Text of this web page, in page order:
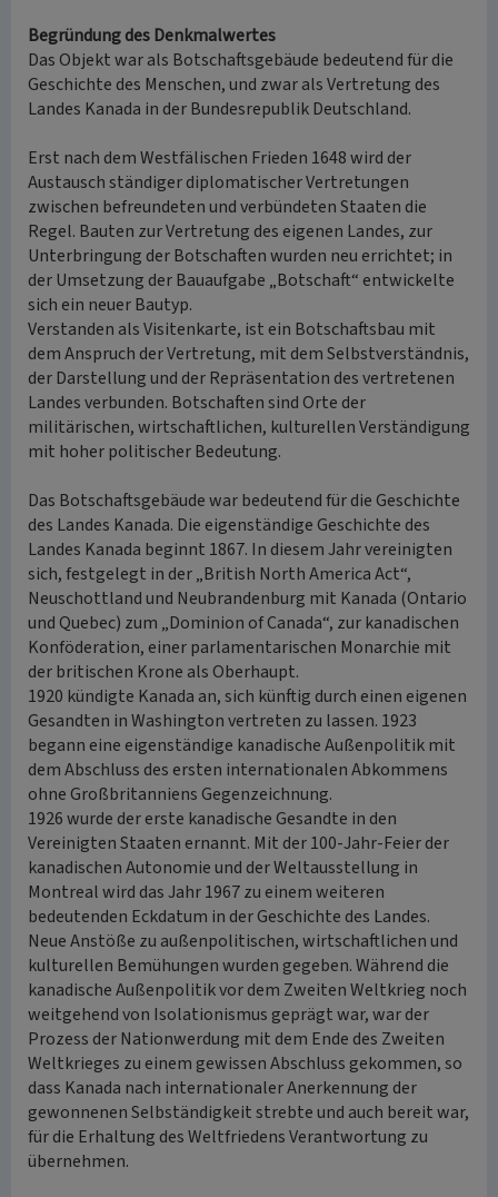
Begründung des Denkmalwertes
Das Objekt war als Botschaftsgebäude bedeutend für die
Geschichte des Menschen, und zwar als Vertretung des
Landes Kanada in der Bundesrepublik Deutschland.
Erst nach dem Westfälischen Frieden 1648 wird der
Austausch ständiger diplomatischer Vertretungen
zwischen befreundeten und verbündeten Staaten die
Regel. Bauten zur Vertretung des eigenen Landes, zur
Unterbringung der Botschaften wurden neu errichtet; in
der Umsetzung der Bauaufgabe „Botschaft“ entwickelte
sich ein neuer Bautyp.
Verstanden als Visitenkarte, ist ein Botschaftsbau mit
dem Anspruch der Vertretung, mit dem Selbstverständnis,
der Darstellung und der Repräsentation des vertretenen
Landes verbunden. Botschaften sind Orte der
militärischen, wirtschaftlichen, kulturellen Verständigung
mit hoher politischer Bedeutung.
Das Botschaftsgebäude war bedeutend für die Geschichte
des Landes Kanada. Die eigenständige Geschichte des
Landes Kanada beginnt 1867. In diesem Jahr vereinigten
sich, festgelegt in der „British North America Act“,
Neuschottland und Neubrandenburg mit Kanada (Ontario
und Quebec) zum „Dominion of Canada“, zur kanadischen
Konföderation, einer parlamentarischen Monarchie mit
der britischen Krone als Oberhaupt.
1920 kündigte Kanada an, sich künftig durch einen eigenen
Gesandten in Washington vertreten zu lassen. 1923
begann eine eigenständige kanadische Außenpolitik mit
dem Abschluss des ersten internationalen Abkommens
ohne Großbritanniens Gegenzeichnung.
1926 wurde der erste kanadische Gesandte in den
Vereinigten Staaten ernannt. Mit der 100-Jahr-Feier der
kanadischen Autonomie und der Weltausstellung in
Montreal wird das Jahr 1967 zu einem weiteren
bedeutenden Eckdatum in der Geschichte des Landes.
Neue Anstöße zu außenpolitischen, wirtschaftlichen und
kulturellen Bemühungen wurden gegeben. Während die
kanadische Außenpolitik vor dem Zweiten Weltkrieg noch
weitgehend von Isolationismus geprägt war, war der
Prozess der Nationwerdung mit dem Ende des Zweiten
Weltkrieges zu einem gewissen Abschluss gekommen, so
dass Kanada nach internationaler Anerkennung der
gewonnenen Selbständigkeit strebte und auch bereit war,
für die Erhaltung des Weltfriedens Verantwortung zu
übernehmen.